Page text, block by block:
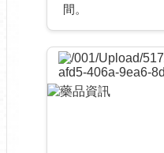
間。